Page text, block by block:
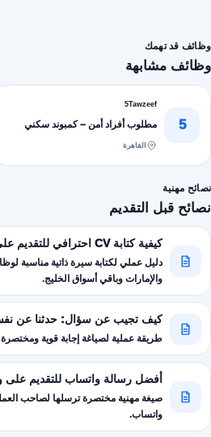
وظائف قد تهمك
وظائف مشابهة
5
5Tawzeef
مطلوب أفراد أمن – كمبوند سكني
القاهرة
نصائح مهنية
نصائح قبل التقديم
كيفية كتابة CV احترافي للتقديم على وظائف الخليج
دليل عملي لكتابة سيرة ذاتية مناسبة
والإمارات وباقي أسواق الخليج.
كيف تجيب عن سؤال: حدثنا عن
طريقة عملية لصياغة إجابة قوية
أفضل رسالة واتساب للتقديم على
صيغة مهنية مختصرة ترسلها لصاحب
واتساب.